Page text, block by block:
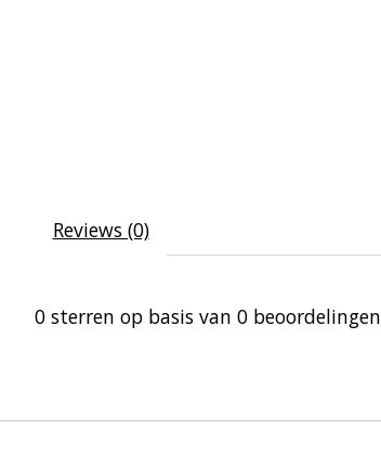
Reviews (0)
0 sterren op basis van 0 beoordelingen